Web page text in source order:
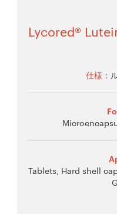
Lycored®
仕様：
Tablets, Hard shell